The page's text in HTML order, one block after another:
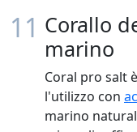
11 Corallo
marino
Coral pro salt
l'utilizzo con
marino